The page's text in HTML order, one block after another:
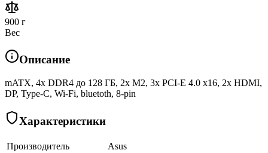
900 г
Вес
Описание
mATX, 4x DDR4 до 128 ГБ, 2x M2, 3x PCI-E 4.0 x16, 2x HDMI,
DP, Type-C, Wi-Fi, bluetoth, 8-pin
Характеристики
Производитель
Asus